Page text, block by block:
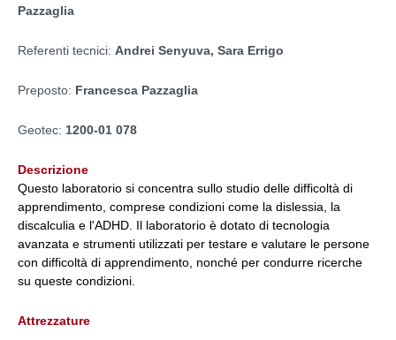
Pazzaglia
Referenti tecnici: Andrei Senyuva, Sara Errigo
Preposto: Francesca Pazzaglia
Geotec: 1200-01 078
Descrizione
Questo laboratorio si concentra sullo studio delle difficoltà di
apprendimento, comprese condizioni come la dislessia, la
discalculia e l'ADHD. Il laboratorio è dotato di tecnologia
avanzata e strumenti utilizzati per testare e valutare le persone
con difficoltà di apprendimento, nonché per condurre ricerche
su queste condizioni.
Attrezzature